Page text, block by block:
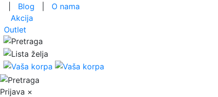
Blog
O nama
Akcija
Outlet
Prijava ×